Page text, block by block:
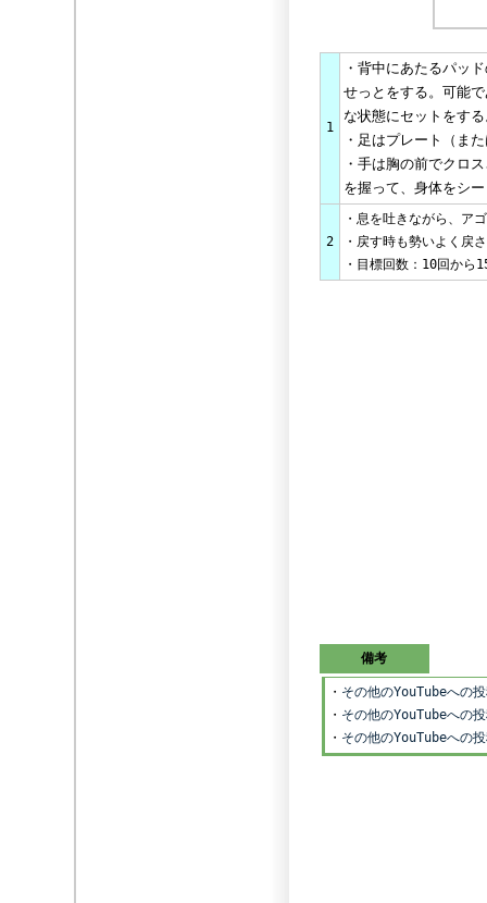
1
・背中にあたるパッ
せっとをする。可能
な状態にセットをする
・足はプレート（ま
・手は胸の前でクロ
を握って、身体をシ
2
・息を吐きながら、ア
・戻す時も勢いよく戻
・目標回数：10回から
備考
・ その他のYouTubeへの
・ その他のYouTubeへの
・ その他のYouTubeへの